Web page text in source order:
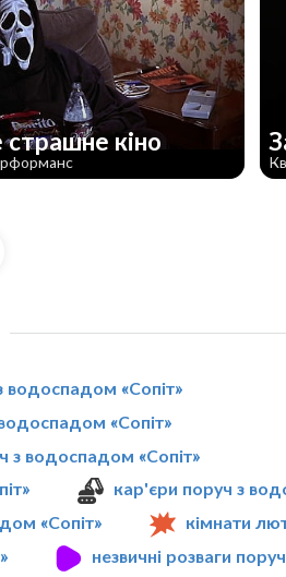
кiно
водоспадом «Сопіт»
«Сопіт»
з водоспадом «Сопіт»
кар'єри поруч з
«Сопіт»
кімнати
незвичні розваги